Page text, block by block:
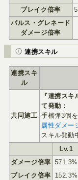
ブレイク倍率
パルス・グレネード
ダメージ倍率
連携スキル
連携スキ
ル
共同施工
『連携ス
て発動：
手榴弾3個
属性ダメー
スキル発動
Lv.1
ダメージ倍率 571.3%
ブレイク倍率
152.3%